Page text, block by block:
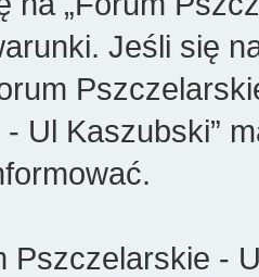
Jeśli się
Ul Kaszubski”
Pszczelarskie -